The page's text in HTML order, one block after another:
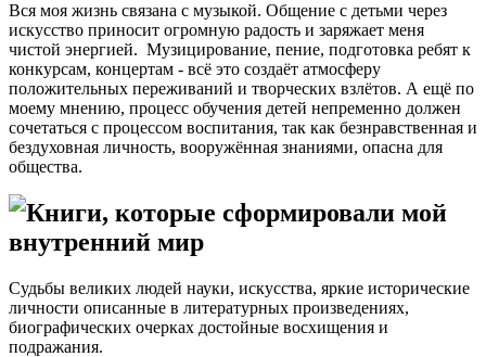
Вся моя жизнь связана с музыкой. Общение с детьми через
искусство приносит огромную радость и заряжает меня
чистой энергией. Музицирование, пение, подготовка ребят к
конкурсам, концертам - всё это создаёт атмосферу
положительных переживаний и творческих взлётов. А ещё по
моему мнению, процесс обучения детей непременно должен
сочетаться с процессом воспитания, так как безнравственная и
бездуховная личность, вооружённая знаниями, опасна для
общества.
Книги, которые сформировали мой
внутренний мир
Судьбы великих людей науки, искусства, яркие исторические
личности описанные в литературных произведениях,
биографических очерках достойные восхищения и
подражания.